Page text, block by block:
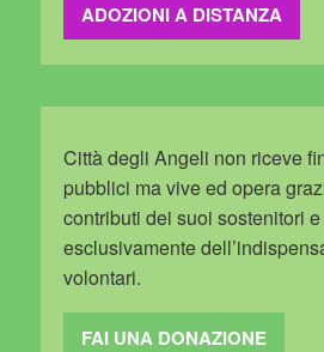
ADOZIONI A DISTANZA
Città degli Angeli non riceve
pubblici ma vive ed opera
contributi dei suoi sostenitori
esclusivamente
volontari.
FAI UNA DONAZIONE